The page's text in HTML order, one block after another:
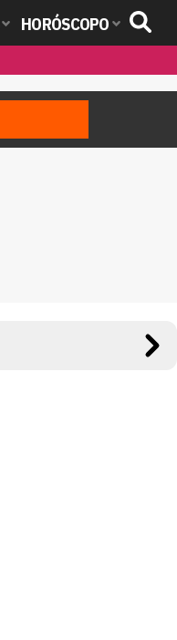
HORÓSCOPO